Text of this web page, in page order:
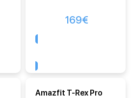
169€
Amazfit T-Rex Pro